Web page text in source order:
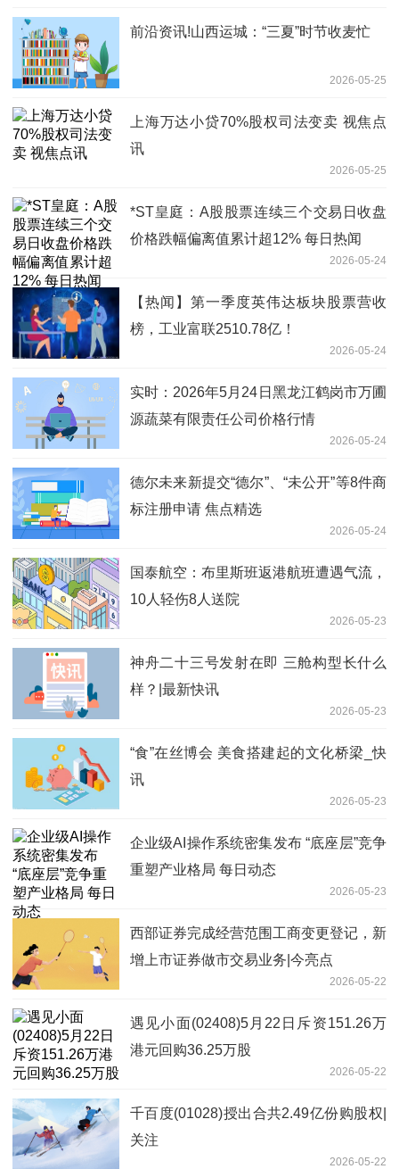
前沿资讯!山西运城：“三夏”时节收麦忙
2026-05-25
上海万达小贷70%股权司法变卖 视焦点
讯
2026-05-25
*ST皇庭：A股股票连续三个交易日收盘
价格跌幅偏离值累计超12% 每日热闻
2026-05-24
【热闻】第一季度英伟达板块股票营收
榜，工业富联2510.78亿！
2026-05-24
实时：2026年5月24日黑龙江鹤岗市万圃
源蔬菜有限责任公司价格行情
2026-05-24
德尔未来新提交“德尔”、“未公开”等8件商
标注册申请 焦点精选
2026-05-24
国泰航空：布里斯班返港航班遭遇气流，
10人轻伤8人送院
2026-05-23
神舟二十三号发射在即 三舱构型长什么
样？|最新快讯
2026-05-23
“食”在丝博会 美食搭建起的文化桥梁_快
讯
2026-05-23
企业级AI操作系统密集发布 “底座层”竞争
重塑产业格局 每日动态
2026-05-23
西部证券完成经营范围工商变更登记，新
增上市证券做市交易业务|今亮点
2026-05-22
遇见小面(02408)5月22日斥资151.26万
港元回购36.25万股
2026-05-22
千百度(01028)授出合共2.49亿份购股权|
关注
2026-05-22